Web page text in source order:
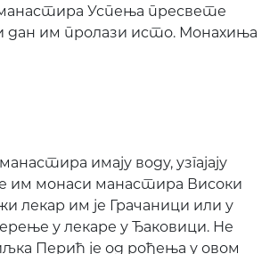
Успења пресвете
дан им пролази исто. Монахиња
имају воду, узгајају
монаси манастира Високи
лекар им је Грачаници или у
у лекаре у Ђаковици. Не
Перић је од рођења у овом